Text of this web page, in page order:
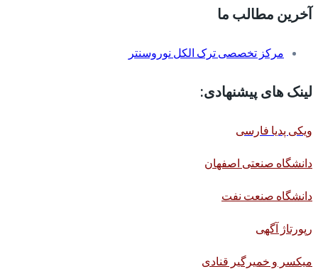
آخرین مطالب ما
مرکز تخصصی ترک الکل نوروسنتر
لینک های پیشنهادی:
ویکی پدیا فارسی
دانشگاه صنعتی اصفهان
دانشگاه صنعت نفت
رپورتاژ آگهی
میکسر و خمیرگیر قنادی